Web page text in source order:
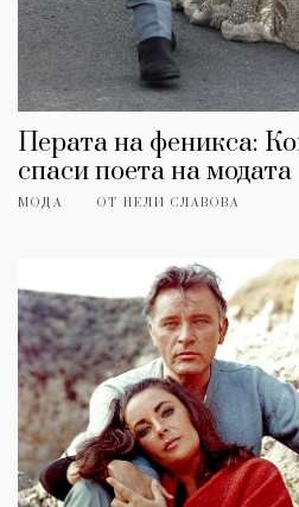
Перата на феникса:
спаси поета на модата
МОДА ОТ НЕЛИ СЛАВОВА